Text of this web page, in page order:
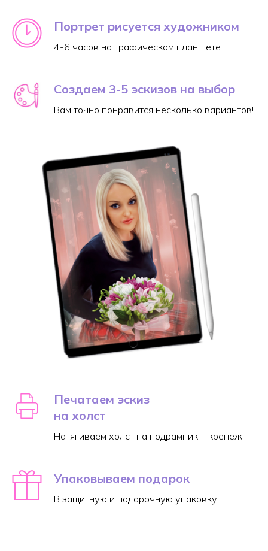
Портрет рисуется художником
4-6 часов на графическом планшете
Создаем 3-5 эскизов на выбор
Вам точно понравится несколько вариантов!
Печатаем эскиз
на холст
Натягиваем холст на подрамник + крепеж
Упаковываем подарок
В защитную и подарочную упаковку